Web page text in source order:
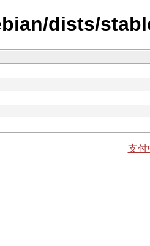
dists/
支付